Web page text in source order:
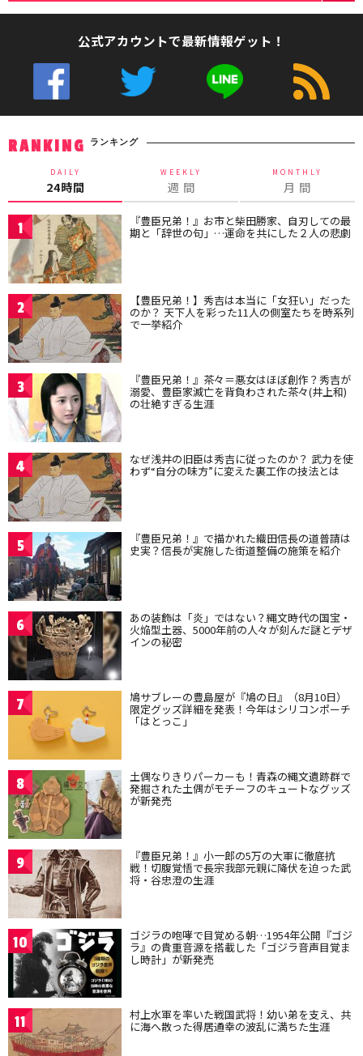
公式アカウントで最新情報ゲット！
RANKING ランキング
DAILY
24時間
WEEKLY
週 間
MONTHLY
月 間
1 『豊臣兄弟！』お市と柴田勝家、自刃しての最
期と「辞世の句」…運命を共にした２人の悲劇
2 【豊臣兄弟！】秀吉は本当に「女狂い」だった
のか？ 天下人を彩った11人の側室たちを時系列
で一挙紹介
3 『豊臣兄弟！』茶々＝悪女はほぼ創作？秀吉が
溺愛、豊臣家滅亡を背負わされた茶々(井上和)
の壮絶すぎる生涯
4 なぜ浅井の旧臣は秀吉に従ったのか？ 武力を使
わず“自分の味方”に変えた裏工作の技法とは
5 『豊臣兄弟！』で描かれた織田信長の道普請は
史実？信長が実施した街道整備の施策を紹介
6 あの装飾は「炎」ではない？縄文時代の国宝・
火焔型土器、5000年前の人々が刻んだ謎とデザ
インの秘密
7 鳩サブレーの豊島屋が『鳩の日』（8月10日）
限定グッズ詳細を発表！今年はシリコンポーチ
「はとっこ」
8 土偶なりきりパーカーも！青森の縄文遺跡群で
発掘された土偶がモチーフのキュートなグッズ
が新発売
9 『豊臣兄弟！』小一郎の5万の大軍に徹底抗
戦！切腹覚悟で長宗我部元親に降伏を迫った武
将・谷忠澄の生涯
10 ゴジラの咆哮で目覚める朝…1954年公開『ゴジ
ラ』の貴重音源を搭載した「ゴジラ音声目覚ま
し時計」が新発売
11 村上水軍を率いた戦国武将！幼い弟を支え、共
に海へ散った得居通幸の波乱に満ちた生涯